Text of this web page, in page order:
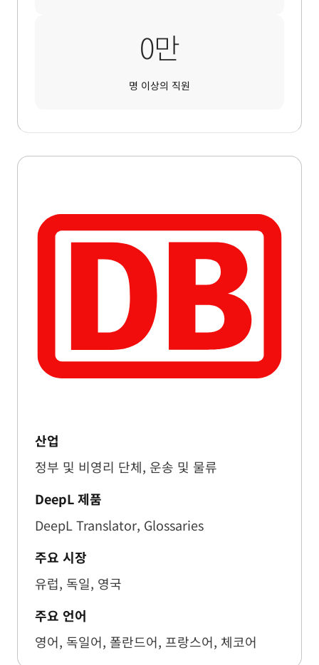
0만32만
명 이상의 직원
산업
정부 및 비영리 단체, 운송 및 물류
DeepL 제품
DeepL Translator, Glossaries
주요 시장
유럽, 독일, 영국
주요 언어
영어, 독일어, 폴란드어, 프랑스어, 체코어